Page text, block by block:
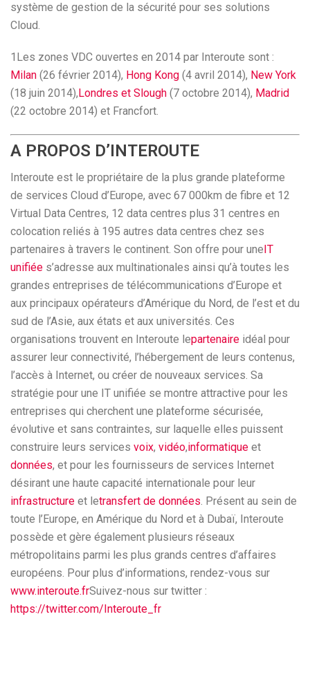
système de gestion de la sécurité pour ses solutions
Cloud.
1Les zones VDC ouvertes en 2014 par Interoute sont :
Milan (26 février 2014), Hong Kong (4 avril 2014), New York
(18 juin 2014),Londres et Slough (7 octobre 2014), Madrid
(22 octobre 2014) et Francfort.
A PROPOS D’INTEROUTE
Interoute est le propriétaire de la plus grande plateforme
de services Cloud d’Europe, avec 67 000km de fibre et 12
Virtual Data Centres, 12 data centres plus 31 centres en
colocation reliés à 195 autres data centres chez ses
partenaires à travers le continent. Son offre pour uneIT
unifiée s’adresse aux multinationales ainsi qu’à toutes les
grandes entreprises de télécommunications d’Europe et
aux principaux opérateurs d’Amérique du Nord, de l’est et du
sud de l’Asie, aux états et aux universités. Ces
organisations trouvent en Interoute lepartenaire idéal pour
assurer leur connectivité, l’hébergement de leurs contenus,
l’accès à Internet, ou créer de nouveaux services. Sa
stratégie pour une IT unifiée se montre attractive pour les
entreprises qui cherchent une plateforme sécurisée,
évolutive et sans contraintes, sur laquelle elles puissent
construire leurs services voix, vidéo,informatique et
données, et pour les fournisseurs de services Internet
désirant une haute capacité internationale pour leur
infrastructure et letransfert de données. Présent au sein de
toute l’Europe, en Amérique du Nord et à Dubaï, Interoute
possède et gère également plusieurs réseaux
métropolitains parmi les plus grands centres d’affaires
européens. Pour plus d’informations, rendez-vous sur
www.interoute.frSuivez-nous sur twitter :
https://twitter.com/Interoute_fr